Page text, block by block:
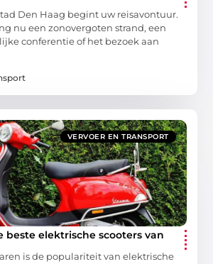
Den Haag begint uw reisavontuur.
nu een zonovergoten strand, een
conferentie of het bezoek aan
VERVOER EN TRANSPORT
beste elektrische scooters van
is de populariteit van elektrische